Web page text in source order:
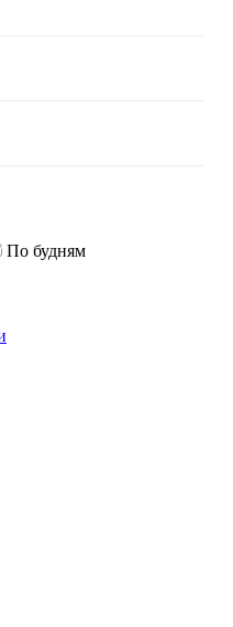
По будням